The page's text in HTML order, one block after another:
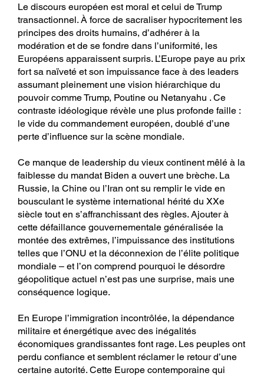
Le discours européen est moral et celui de Trump
transactionnel. À force de sacraliser hypocritement les
principes des droits humains, d’adhérer à la
modération et de se fondre dans l’uniformité, les
Européens apparaissent surpris. L’Europe paye au prix
fort sa naïveté et son impuissance face à des leaders
assumant pleinement une vision hiérarchique du
pouvoir comme Trump, Poutine ou Netanyahu . Ce
contraste idéologique révèle une plus profonde faille :
le vide du commandement européen, doublé d’une
perte d’influence sur la scène mondiale.
Ce manque de leadership du vieux continent mêlé à la
faiblesse du mandat Biden a ouvert une brèche. La
Russie, la Chine ou l’Iran ont su remplir le vide en
bousculant le système international hérité du XXe
siècle tout en s’affranchissant des règles. Ajouter à
cette défaillance gouvernementale généralisée la
montée des extrêmes, l’impuissance des institutions
telles que l’ONU et la déconnexion de l’élite politique
mondiale – et l’on comprend pourquoi le désordre
géopolitique actuel n’est pas une surprise, mais une
conséquence logique.
En Europe l’immigration incontrôlée, la dépendance
militaire et énergétique avec des inégalités
économiques grandissantes font rage. Les peuples ont
perdu confiance et semblent réclamer le retour d’une
certaine autorité. Cette Europe contemporaine qui